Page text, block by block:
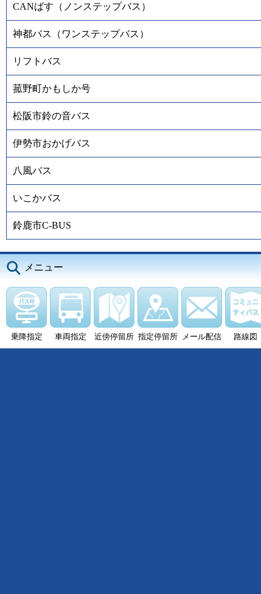
CANばす（ノンステップバス）
神都バス（ワンステップバス）
リフトバス
菰野町かもしか号
松阪市鈴の音バス
伊勢市おかげバス
八風バス
いこかバス
鈴鹿市C-BUS
メニュー
乗降指定 車両指定 近傍停留所 指定停留所 メール配信 路線図